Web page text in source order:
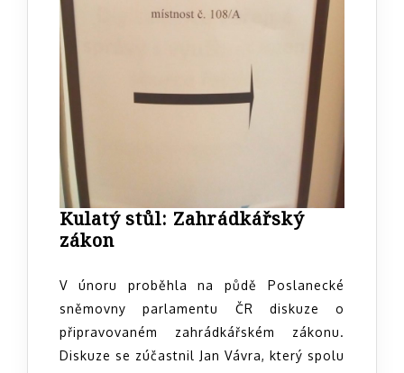
Kulatý stůl: Zahrádkářský
zákonKulatý
Zahrádkářský
zákon
V únoru proběhla na půdě Poslanecké
sněmovny parlamentu ČR diskuze o
připravovaném zahrádkářském zákonu.
Diskuze se zúčastnil Jan Vávra, který spolu